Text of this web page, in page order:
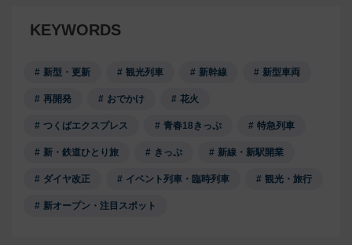
KEYWORDS
新型・更新 観光列車 新幹線 新型車両
再開発 おでかけ 花火
つくばエクスプレス 青春18きっぷ 特急列車
新・鉄道ひとり旅 きっぷ 新線・新駅開業
ダイヤ改正 イベント列車・臨時列車 観光・旅行
新オープン・注目スポット